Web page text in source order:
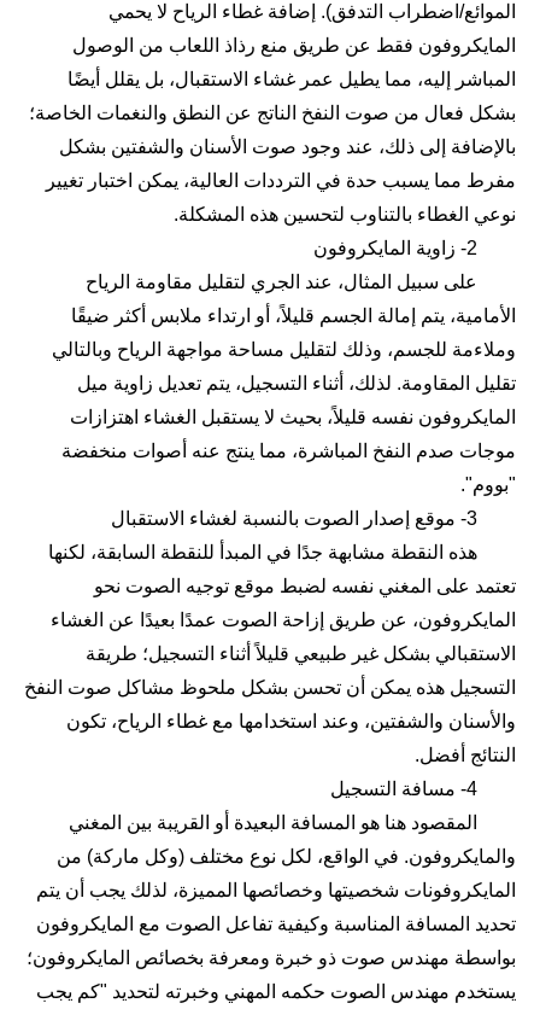
الموائع/اضطراب التدفق). إضافة غطاء الرياح لا يحمي
المايكروفون فقط عن طريق منع رذاذ اللعاب من الوصول
المباشر إليه، مما يطيل عمر غشاء الاستقبال، بل يقلل أيضًا
بشكل فعال من صوت النفخ الناتج عن النطق والنغمات الخاصة؛
بالإضافة إلى ذلك، عند وجود صوت الأسنان والشفتين بشكل
مفرط مما يسبب حدة في الترددات العالية، يمكن اختبار تغيير
نوعي الغطاء بالتناوب لتحسين هذه المشكلة.
على سبيل المثال، عند الجري لتقليل مقاومة الرياح
الأمامية، يتم إمالة الجسم قليلاً، أو ارتداء ملابس أكثر ضيقًا
وملاءمة للجسم، وذلك لتقليل مساحة مواجهة الرياح وبالتالي
تقليل المقاومة. لذلك، أثناء التسجيل، يتم تعديل زاوية ميل
المايكروفون نفسه قليلاً، بحيث لا يستقبل الغشاء اهتزازات
موجات صدم النفخ المباشرة، مما ينتج عنه أصوات منخفضة
"بووم".
هذه النقطة مشابهة جدًا في المبدأ للنقطة السابقة، لكنها
تعتمد على المغني نفسه لضبط موقع توجيه الصوت نحو
المايكروفون، عن طريق إزاحة الصوت عمدًا بعيدًا عن الغشاء
الاستقبالي بشكل غير طبيعي قليلاً أثناء التسجيل؛ طريقة
التسجيل هذه يمكن أن تحسن بشكل ملحوظ مشاكل صوت النفخ
والأسنان والشفتين، وعند استخدامها مع غطاء الرياح، تكون
النتائج أفضل.
المقصود هنا هو المسافة البعيدة أو القريبة بين المغني
والمايكروفون. في الواقع، لكل نوع مختلف (وكل ماركة) من
المايكروفونات شخصيتها وخصائصها المميزة، لذلك يجب أن يتم
تحديد المسافة المناسبة وكيفية تفاعل الصوت مع المايكروفون
بواسطة مهندس صوت ذو خبرة ومعرفة بخصائص المايكروفون؛
يستخدم مهندس الصوت حكمه المهني وخبرته لتحديد "كم يجب